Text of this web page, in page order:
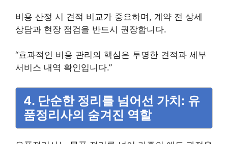
비용 산정 시 견적 비교가 중요하며, 계약 전 상세
상담과 현장 점검을 반드시 권장합니다.
“효과적인 비용 관리의 핵심은 투명한 견적과 세부
서비스 내역 확인입니다.”
4. 단순한 정리를 넘어선 가치: 유
품정리사의 숨겨진 역할